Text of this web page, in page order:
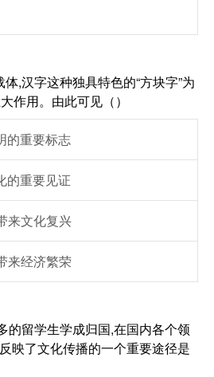
,汉字这种独具特色的“方块字”为
作用。由此可见（）
的重要标志
的重要见证
来文化复兴
来经济繁荣
的留学生学成归国,在国内各个领
映了文化传播的一个重要途径是